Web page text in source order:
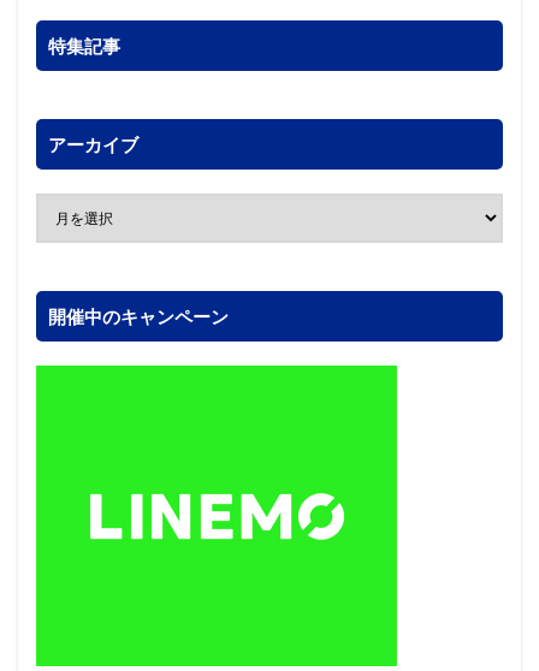
特集記事
アーカイブ
開催中のキャンペーン